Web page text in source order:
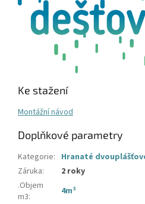
Ke stažení
Montážní návod
Doplňkové parametry
Kategorie: Hranaté
Záruka:
2 roky
.Objem
m3:
4m³